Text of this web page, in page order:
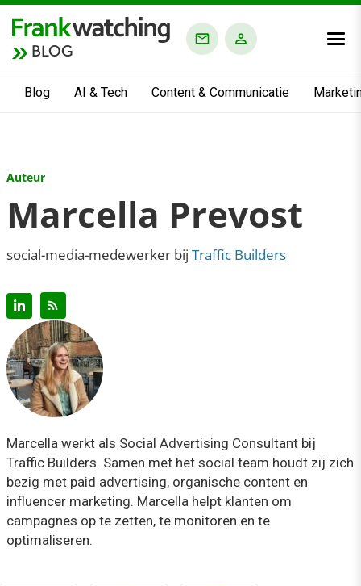
BLOG
Blog AI & Tech Content & Communicatie
Auteur
Marcella Prevost
social-media-medewerker bij Traffic Builders
Marcella werkt als Social Advertising Consultant bij
Traffic Builders. Samen met het social team houdt zij zich
bezig met paid advertising, organische content en
influencer marketing. Marcella helpt klanten om
campagnes op te zetten, te monitoren en te
optimaliseren.